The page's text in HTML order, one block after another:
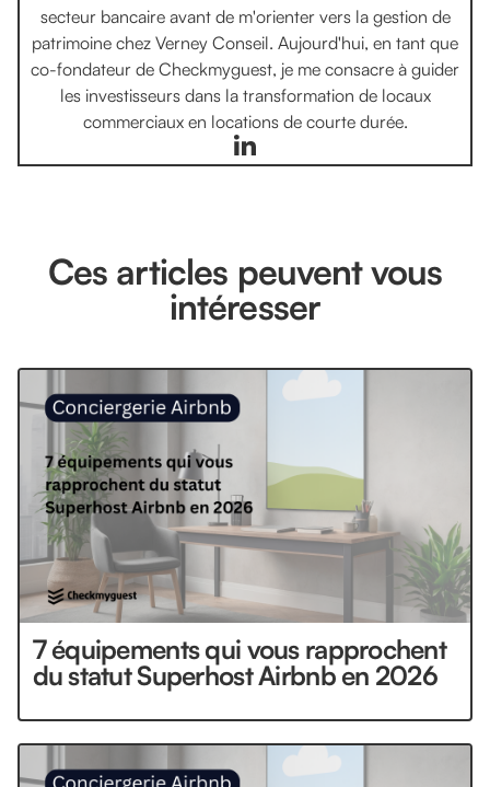
secteur bancaire avant de m'orienter vers la gestion de
patrimoine chez Verney Conseil. Aujourd'hui, en tant que
co-fondateur de Checkmyguest, je me consacre à guider
les investisseurs dans la transformation de locaux
commerciaux en locations de courte durée.
Ces articles peuvent vous
intéresser
7 équipements qui vous rapprochent
du statut Superhost Airbnb en 2026